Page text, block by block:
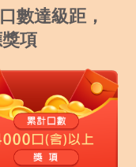
數達級距，
項